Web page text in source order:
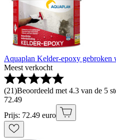
Aquaplan Kelder-epoxy gebroken
Meest verkocht
(21)Beoordeeld met 4.3 van de 5
72.49
Prijs: 72.49 euro